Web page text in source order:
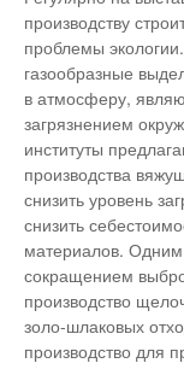
производству
проблемы
газообразные
в атмосферу,
загрязнением
институты
производства
снизить уровень
снизить
материалов.
сокращением
производство
золо-шлаковых
производство для